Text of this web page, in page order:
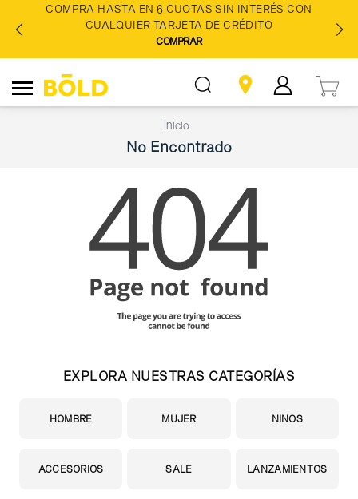
COMPRA HASTA EN 6 CUOTAS SIN INTERÉS CON
CUALQUIER TARJETA DE CRÉDITO
COMPRAR
Inicio
No Encontrado
EXPLORA NUESTRAS CATEGORÍAS
HOMBRE MUJER NIÑOS
ACCESORIOS SALE LANZAMIENTOS